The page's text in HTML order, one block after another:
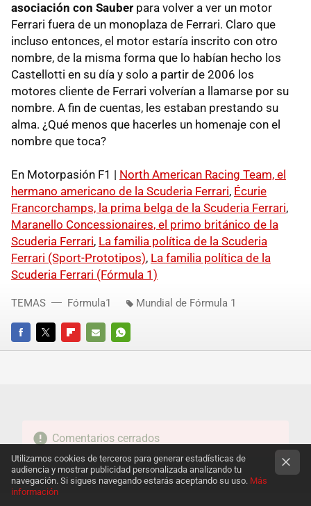
asociación con Sauber para volver a ver un motor
Ferrari fuera de un monoplaza de Ferrari. Claro que
incluso entonces, el motor estaría inscrito con otro
nombre, de la misma forma que lo habían hecho los
Castellotti en su día y solo a partir de 2006 los
motores cliente de Ferrari volverían a llamarse por su
nombre. A fin de cuentas, les estaban prestando su
alma. ¿Qué menos que hacerles un homenaje con el
nombre que toca?
En Motorpasión F1 | North American Racing Team, el
hermano americano de la Scuderia Ferrari, Écurie
Francorchamps, la prima belga de la Scuderia Ferrari,
Maranello Concessionaires, el primo británico de la
Scuderia Ferrari, La familia política de la Scuderia
Ferrari (Sport-Prototipos), La familia política de la
Scuderia Ferrari (Fórmula 1)
FACEBOOKTWITTERFLIPBOARD
E-
WHATSAPP
TEMAS Fórmula1 Mundial de Fórmula 1
Comentarios cerrados
Utilizamos cookies de terceros para generar estadísticas de
audiencia y mostrar publicidad personalizada analizando tu
navegación. Si sigues navegando estarás aceptando su uso. Más
información